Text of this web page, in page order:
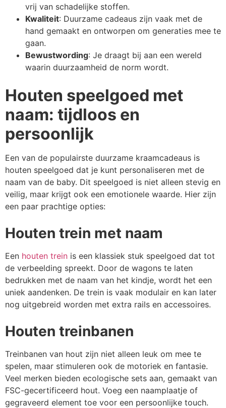
vrij van schadelijke stoffen.
Kwaliteit: Duurzame cadeaus zijn vaak met de
hand gemaakt en ontworpen om generaties mee te
gaan.
Bewustwording: Je draagt bij aan een wereld
waarin duurzaamheid de norm wordt.
Houten speelgoed met
naam: tijdloos en
persoonlijk
Een van de populairste duurzame kraamcadeaus is
houten speelgoed dat je kunt personaliseren met de
naam van de baby. Dit speelgoed is niet alleen stevig en
veilig, maar krijgt ook een emotionele waarde. Hier zijn
een paar prachtige opties:
Houten trein met naam
Een houten trein is een klassiek stuk speelgoed dat tot
de verbeelding spreekt. Door de wagons te laten
bedrukken met de naam van het kindje, wordt het een
uniek aandenken. De trein is vaak modulair en kan later
nog uitgebreid worden met extra rails en accessoires.
Houten treinbanen
Treinbanen van hout zijn niet alleen leuk om mee te
spelen, maar stimuleren ook de motoriek en fantasie.
Veel merken bieden ecologische sets aan, gemaakt van
FSC-gecertificeerd hout. Voeg een naamplaatje of
gegraveerd element toe voor een persoonlijke touch.